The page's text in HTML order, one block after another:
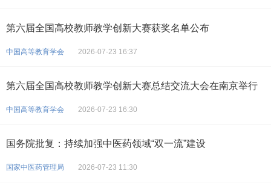
第六届全国高校教师教学创新大赛获奖名单公布
中国高等教育学会 2026-07-23 16:37
第六届全国高校教师教学创新大赛总结交流大会在南京举行
中国高等教育学会 2026-07-23 16:30
国务院批复：持续加强中医药领域“双一流”建设
国家中医药管理局 2026-07-23 11:30